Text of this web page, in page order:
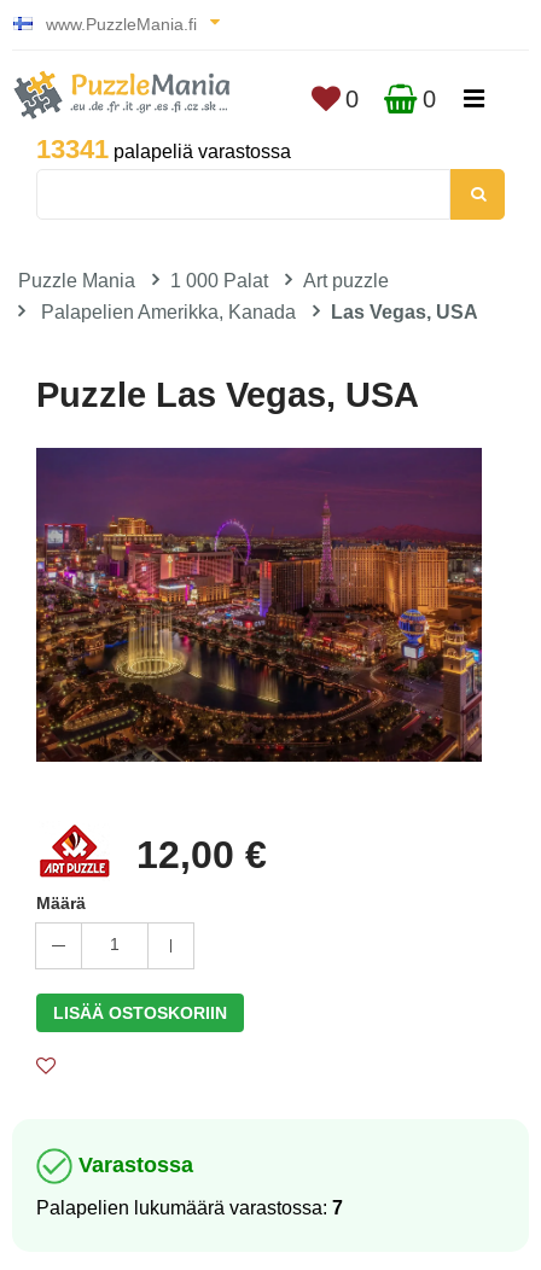
www.PuzzleMania.fi
13341 palapeliä varastossa
0 0
Puzzle Mania 1 000 Palat
Art puzzle
Palapelien Amerikka, Kanada
Las Vegas, USA
Puzzle Las Vegas, USA
12,00 €
Määrä
1
LISÄÄ OSTOSKORIIN
Varastossa
Palapelien lukumäärä varastossa: 7